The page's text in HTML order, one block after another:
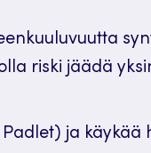
riski jäädä
ja